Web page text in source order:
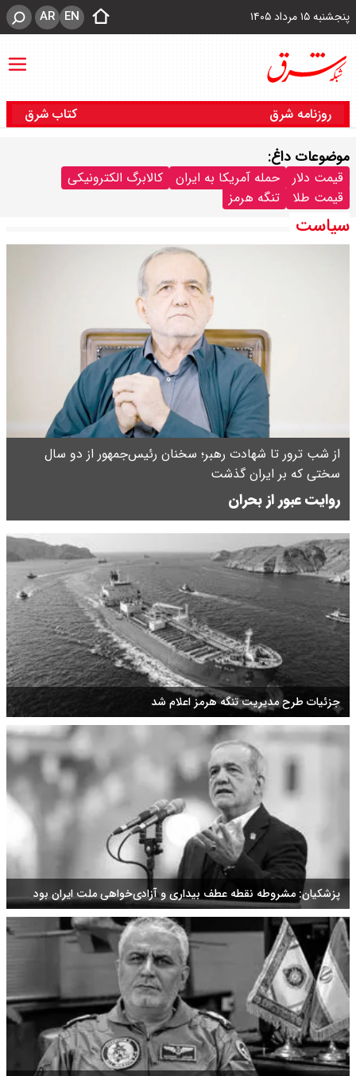
پنجشنبه ۱۵ مرداد ۱۴۰۵ EN
AR
روزنامه شرق کتاب شرق
موضوعات داغ:
قیمت دلار حمله آمریکا به ایران
کالابرگ الکترونیکی
قیمت طلا
تنگه هرمز
سیاست
از شب ترور تا شهادت‌ رهبر؛ سخنان رئیس‌جمهور از دو سال
سختی که بر ایران گذشت
روایت عبور از بحران
جزئیات طرح مدیریت تنگه هرمز اعلام شد
پزشکیان: مشروطه نقطه عطف بیداری و آزادی‌خواهی ملت ایران بود